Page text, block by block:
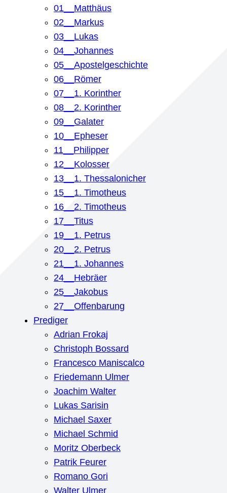
01__Matthäus
02__Markus
03__Lukas
04__Johannes
05__Apostelgeschichte
06__Römer
07__1. Korinther
08__2. Korinther
09__Galater
10__Epheser
11__Philipper
12__Kolosser
13__1. Thessalonicher
15__1. Timotheus
16__2. Timotheus
17__Titus
19__1. Petrus
20__2. Petrus
21__1. Johannes
24__Hebräer
25__Jakobus
27__Offenbarung
Prediger
Adrian Frokaj
Christoph Bossard
Francesco Maniscalco
Friedemann Ulmer
Joachim Walter
Lukas Sarisin
Michael Saxer
Michael Schmid
Moritz Oberbeck
Patrik Feurer
Romano Gori
Walter Ulmer